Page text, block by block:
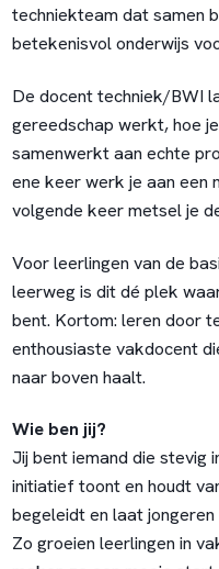
techniekteam dat samen
betekenisvol onderwijs
De docent techniek/BWI
gereedschap werkt, hoe
samenwerkt aan echte
ene keer werk je aan een
volgende keer metsel je
Voor leerlingen van de
leerweg is dit dé plek
bent. Kortom: leren door
enthousiaste vakdocent
naar boven haalt.
Wie ben jij?
Jij bent iemand die stevig
initiatief toont en houdt
begeleidt en laat
Zo groeien leerlingen in